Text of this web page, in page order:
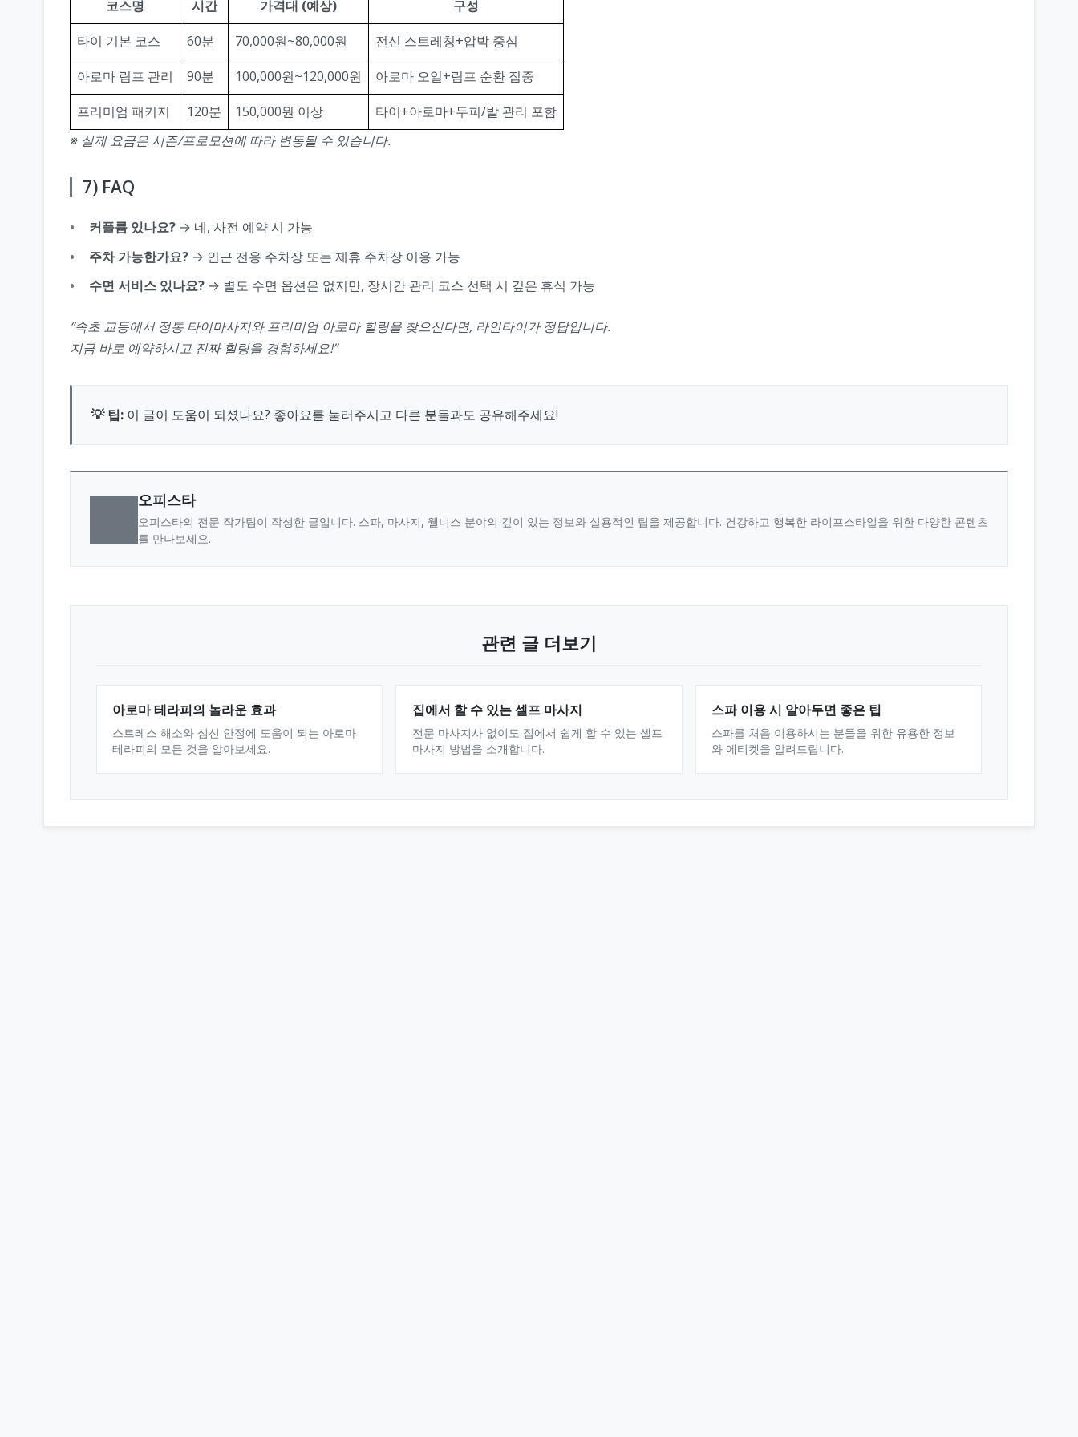
코스명 시간 가격대 (예상)
구성
타이 기본 코스
60분 70,000원~80,000원
전신 스트레칭+압박 중심
아로마 림프 관리
90분 100,000원~120,000원
아로마 오일+림프 순환 집중
프리미엄 패키지
120분 150,000원 이상
타이+아로마+두피/발 관리 포함
※ 실제 요금은 시즌/프로모션에 따라 변동될 수 있습니다.
7) FAQ
커플룸 있나요? → 네, 사전 예약 시 가능
주차 가능한가요? → 인근 전용 주차장 또는 제휴 주차장 이용 가능
수면 서비스 있나요? → 별도 수면 옵션은 없지만, 장시간 관리 코스 선택 시 깊은 휴식 가능
“속초 교동에서 정통 타이마사지와 프리미엄 아로마 힐링을 찾으신다면, 라인타이가 정답입니다.
지금 바로 예약하시고 진짜 힐링을 경험하세요!”
💡 팁: 이 글이 도움이 되셨나요? 좋아요를 눌러주시고 다른 분들과도 공유해주세요!
오피스타
오피스타의 전문 작가팀이 작성한 글입니다. 스파, 마사지, 웰니스 분야의 깊이 있는 정보와 실용적인 팁을 제공합니다. 건강하고 행복한 라이프스타일을 위한 다양한 콘텐츠
를 만나보세요.
관련 글 더보기
아로마 테라피의 놀라운 효과
스트레스 해소와 심신 안정에 도움이 되는 아로마
테라피의 모든 것을 알아보세요.
집에서 할 수 있는 셀프 마사지
전문 마사지사 없이도 집에서 쉽게 할 수 있는 셀프
마사지 방법을 소개합니다.
스파 이용 시 알아두면 좋은 팁
스파를 처음 이용하시는 분들을 위한 유용한 정보
와 에티켓을 알려드립니다.